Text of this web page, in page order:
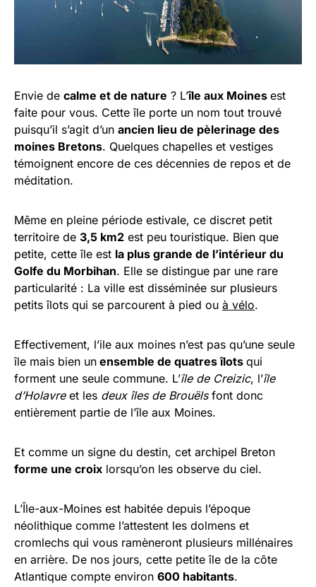
Envie de calme et de nature ? L’île aux Moines est
faite pour vous. Cette île porte un nom tout trouvé
puisqu’il s’agit d’un ancien lieu de pèlerinage des
moines Bretons. Quelques chapelles et vestiges
témoignent encore de ces décennies de repos et de
méditation.
Même en pleine période estivale, ce discret petit
territoire de 3,5 km2 est peu touristique. Bien que
petite, cette île est la plus grande de l’intérieur du
Golfe du Morbihan. Elle se distingue par une rare
particularité : La ville est disséminée sur plusieurs
petits îlots qui se parcourent à pied ou à vélo.
Effectivement, l’ile aux moines n’est pas qu’une seule
île mais bien un ensemble de quatres îlots qui
forment une seule commune. L’île de Creizic, l’île
d’Holavreet les deux îles de Brouëls font donc
entièrement partie de l’île aux Moines.
Et comme un signe du destin, cet archipel Breton
forme une croix lorsqu’on les observe du ciel.
L’Île-aux-Moines est habitée depuis l’époque
néolithique comme l’attestent les dolmens et
cromlechs qui vous ramèneront plusieurs millénaires
en arrière. De nos jours, cette petite île de la côte
Atlantique compte environ 600 habitants.